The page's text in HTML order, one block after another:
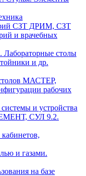
СЗТ ДРИМ, СЗТ
и врачебных
Лабораторные столы
и др.
МАСТЕР,
рабочих
и устройства
СУЛ 9.2.
и газами.
на базе